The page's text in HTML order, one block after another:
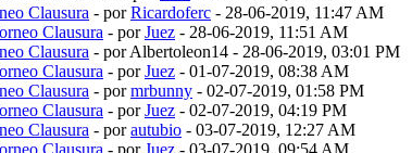
Clausura - porRicardoferc - 28-06-2019, 11:47 AM
Clausura - porJuez - 28-06-2019, 11:51 AM
Clausura - por Albertoleon14 - 28-06-2019, 03:01 PM
Clausura - porJuez - 01-07-2019, 08:38 AM
Clausura - pormrbunny - 02-07-2019, 01:58 PM
Clausura - porJuez - 02-07-2019, 04:19 PM
Clausura - porautubio - 03-07-2019, 12:27 AM
Clausura - porJuez - 03-07-2019, 09:54 AM